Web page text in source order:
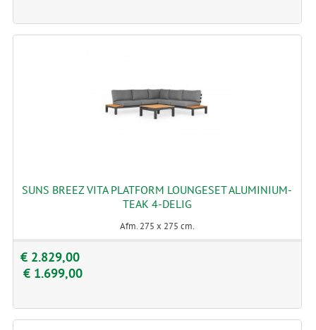
SUNS BREEZ VITA PLATFORM LOUNGESET ALUMINIUM-
TEAK 4-DELIG
Afm. 275 x 275 cm.
€ 2.829,00
€ 1.699,00